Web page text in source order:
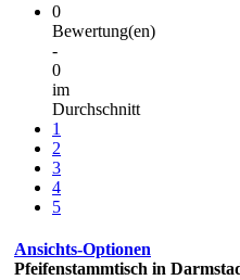
0
Bewertung(en)
-
0
im
Durchschnitt
1
2
3
4
5
Ansichts-Optionen
Pfeifenstammtisch in